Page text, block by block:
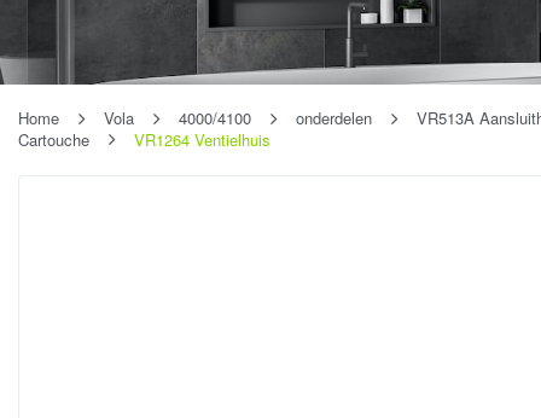
Home Vola 4000/4100 onderdelen
VR513A
Cartouche
VR1264 Ventielhuis